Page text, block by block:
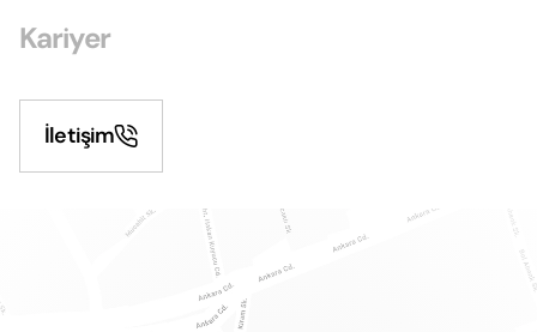
Kariyer
İletişim